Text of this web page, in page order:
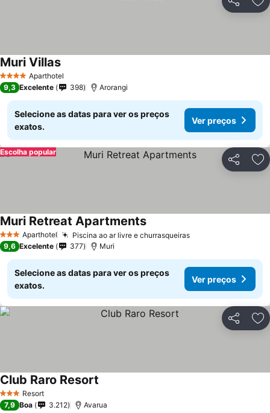
Partilhar
4 EstrelasAparthotel
Muri Villas
9,3 Excelente 398 Arorangi
Selecione as datas para ver os preços
exatos.
Ver preços
Partilhar
Escolha popular
3 EstrelasAparthotel Piscina ao ar livre e churrasqueiras
Muri Retreat Apartments
9,6 Excelente 377 Muri
Selecione as datas para ver os preços
exatos.
Ver preços
Partilhar
3 EstrelasResort
Club Raro Resort
7,9 Boa 3.212 Avarua